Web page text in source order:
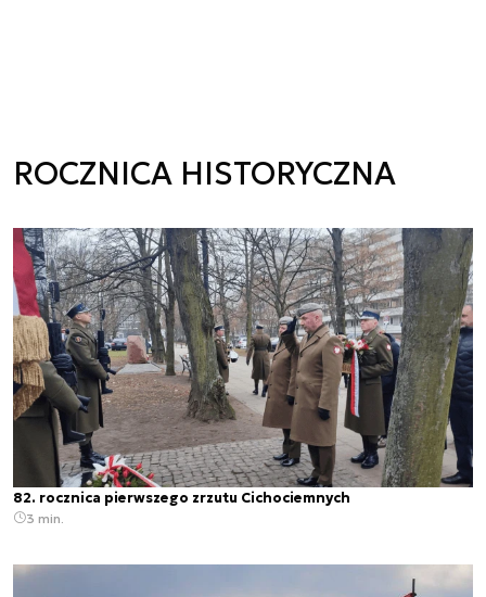
ROCZNICA HISTORYCZNA
82. rocznica pierwszego zrzutu Cichociemnych
3 min.